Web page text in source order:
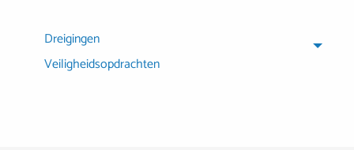
Dreigingen
Veiligheidsopdrachten